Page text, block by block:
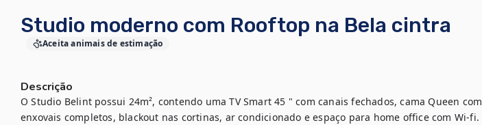
Studio moderno com Rooftop na Bela cintra
Aceita animais de estimação
Descrição
O Studio Belint possui 24m², contendo uma TV Smart 45 " com canais fechados, cama Queen com
enxovais completos, blackout nas cortinas, ar condicionado e espaço para home office com Wi-fi.